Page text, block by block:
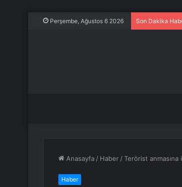
Perşembe, Ağustos 6 2026 Son Dakika
Anasayfa / Haber /Terörist
Haber